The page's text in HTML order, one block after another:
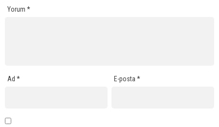
Yorum *
Ad * E-posta*